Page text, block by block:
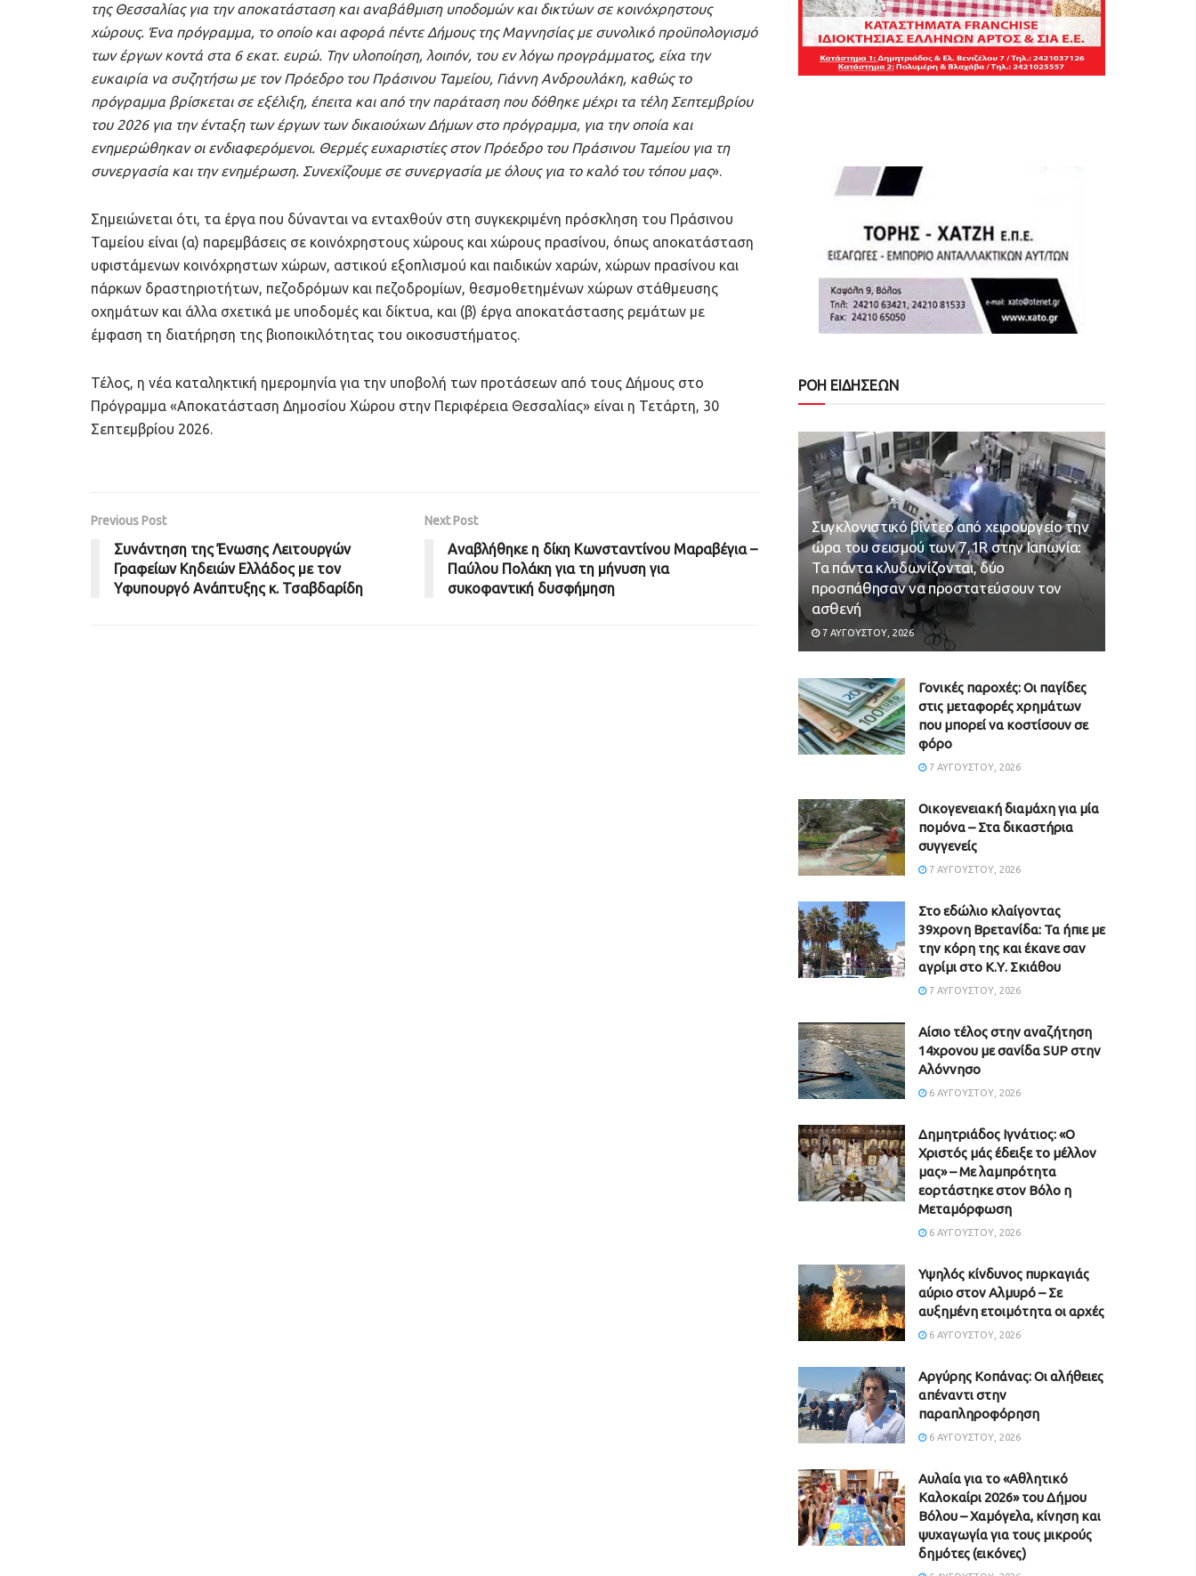
της Θεσσαλίας για την αποκατάσταση και αναβάθμιση υποδομών και δικτύων σε κοινόχρηστους
χώρους. Ένα πρόγραμμα, το οποίο και αφορά πέντε Δήμους της Μαγνησίας με συνολικό προϋπολογισμό
των έργων κοντά στα 6 εκατ. ευρώ. Την υλοποίηση, λοιπόν, του εν λόγω προγράμματος, είχα την
ευκαιρία να συζητήσω με τον Πρόεδρο του Πράσινου Ταμείου, Γιάννη Ανδρουλάκη, καθώς το
πρόγραμμα βρίσκεται σε εξέλιξη, έπειτα και από την παράταση που δόθηκε μέχρι τα τέλη Σεπτεμβρίου
του 2026 για την ένταξη των έργων των δικαιούχων Δήμων στο πρόγραμμα, για την οποία και
ενημερώθηκαν οι ενδιαφερόμενοι. Θερμές ευχαριστίες στον Πρόεδρο του Πράσινου Ταμείου για τη
συνεργασία και την ενημέρωση. Συνεχίζουμε σε συνεργασία με όλους για το καλό του τόπου μας».
Σημειώνεται ότι, τα έργα που δύνανται να ενταχθούν στη συγκεκριμένη πρόσκληση του Πράσινου
Ταμείου είναι (α) παρεμβάσεις σε κοινόχρηστους χώρους και χώρους πρασίνου, όπως αποκατάσταση
υφιστάμενων κοινόχρηστων χώρων, αστικού εξοπλισμού και παιδικών χαρών, χώρων πρασίνου και
πάρκων δραστηριοτήτων, πεζοδρόμων και πεζοδρομίων, θεσμοθετημένων χώρων στάθμευσης
οχημάτων και άλλα σχετικά με υποδομές και δίκτυα, και (β) έργα αποκατάστασης ρεμάτων με
έμφαση τη διατήρηση της βιοποικιλότητας του οικοσυστήματος.
Τέλος, η νέα καταληκτική ημερομηνία για την υποβολή των προτάσεων από τους Δήμους στο
Πρόγραμμα «Αποκατάσταση Δημοσίου Χώρου στην Περιφέρεια Θεσσαλίας» είναι η Τετάρτη, 30
Σεπτεμβρίου 2026.
Previous Post
Συνάντηση της Ένωσης Λειτουργών
Γραφείων Κηδειών Ελλάδος με τον
Υφυπουργό Ανάπτυξης κ. Τσαβδαρίδη
Next Post
Αναβλήθηκε η δίκη Κωνσταντίνου Μαραβέγια –
Παύλου Πολάκη για τη μήνυση για
συκοφαντική δυσφήμηση
ΡΟΗ ΕΙΔΗΣΕΩΝ
Συγκλονιστικό βίντεο από χειρουργείο την
ώρα του σεισμού των 7,1R στην Ιαπωνία:
Τα πάντα κλυδωνίζονται, δύο
προσπάθησαν να προστατεύσουν τον
ασθενή
7 ΑΥΓΟΎΣΤΟΥ, 2026
Γονικές παροχές: Οι παγίδες
στις μεταφορές χρημάτων
που μπορεί να κοστίσουν σε
φόρο
7 ΑΥΓΟΎΣΤΟΥ, 2026
Οικογενειακή διαμάχη για μία
πομόνα – Στα δικαστήρια
συγγενείς
7 ΑΥΓΟΎΣΤΟΥ, 2026
Στο εδώλιο κλαίγοντας
39χρονη Βρετανίδα: Τα ήπιε με
την κόρη της και έκανε σαν
αγρίμι στο Κ.Υ. Σκιάθου
7 ΑΥΓΟΎΣΤΟΥ, 2026
Αίσιο τέλος στην αναζήτηση
14χρονου με σανίδα SUP στην
Αλόννησο
6 ΑΥΓΟΎΣΤΟΥ, 2026
Δημητριάδος Ιγνάτιος: «Ο
Χριστός μάς έδειξε το μέλλον
μας» – Με λαμπρότητα
εορτάστηκε στον Βόλο η
Μεταμόρφωση
6 ΑΥΓΟΎΣΤΟΥ, 2026
Υψηλός κίνδυνος πυρκαγιάς
αύριο στον Αλμυρό – Σε
αυξημένη ετοιμότητα οι αρχές
6 ΑΥΓΟΎΣΤΟΥ, 2026
Aργύρης Κοπάνας: Οι αλήθειες
απέναντι στην
παραπληροφόρηση
6 ΑΥΓΟΎΣΤΟΥ, 2026
Αυλαία για το «Αθλητικό
Καλοκαίρι 2026» του Δήμου
Βόλου – Χαμόγελα, κίνηση και
ψυχαγωγία για τους μικρούς
δημότες (εικόνες)